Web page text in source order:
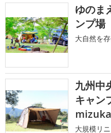
ゆのま
ンプ場
大自然を
九州中
キャン
大規模リ